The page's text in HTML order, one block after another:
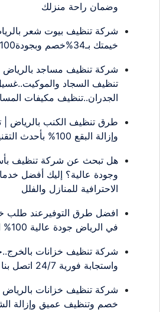
وضمان راحة منزلك
شركة تنظيف بيوت شعر
خيمتك بـ34%خصم وبجودة100%اتصل بنا الان
تنظيف السجاد
الجدران..تنظيف مكيفات
طرق تنظيف الكنب بالرياض
وإزالة البقع 100% بأحدث التقنيات
هل تبحث عن شركة تنظيف
وجودة عالية؟ إليك أفضل
الاحترافية للمنازل والفلل
افضل طرق التوفيرعند طلب
في الرياض جودة عالية 100% اتصل ينا
شركة تنظيف خزانات
واستجابة فورية 24/7 اتصل بنا الان
خصم وتنظيف عميق وإزالة